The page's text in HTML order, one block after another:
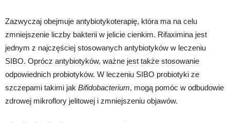
Zazwyczaj obejmuje antybiotykoterapię, która ma na celu
zmniejszenie liczby bakterii w jelicie cienkim. Rifaximina jest
jednym z najczęściej stosowanych antybiotyków w leczeniu
SIBO. Oprócz antybiotyków, ważne jest także stosowanie
odpowiednich probiotyków. W leczeniu SIBO probiotyki ze
szczepami takimi jak Bifidobacterium, mogą pomóc w odbudowie
zdrowej mikroflory jelitowej i zmniejszeniu objawów.